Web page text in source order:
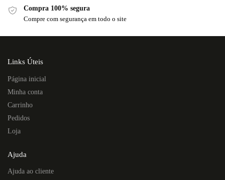
Compra 100% segura
Compre com segurança em todo o site
Links Úteis
Página inicial
Minha conta
Carrinho
Pedidos
Loja
Ajuda
Ajuda ao cliente